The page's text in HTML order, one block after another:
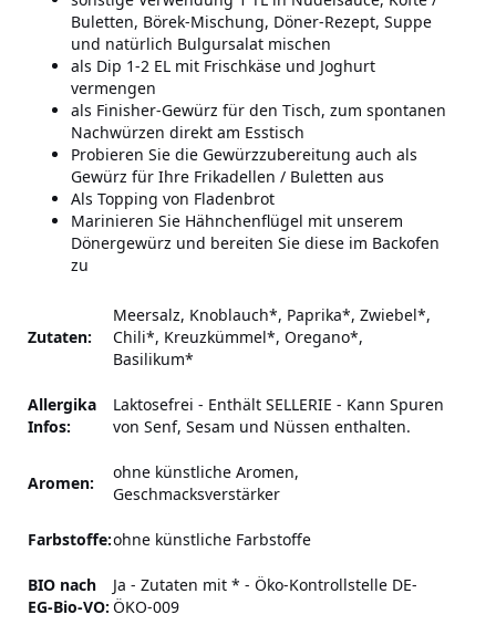
Buletten, Börek-Mischung, Döner-Rezept, Suppe
und natürlich Bulgursalat mischen
als Dip 1-2 EL mit Frischkäse und Joghurt
vermengen
als Finisher-Gewürz für den Tisch, zum spontanen
Nachwürzen direkt am Esstisch
Probieren Sie die Gewürzzubereitung auch als
Gewürz für Ihre Frikadellen / Buletten aus
Als Topping von Fladenbrot
Marinieren Sie Hähnchenflügel mit unserem
Dönergewürz und bereiten Sie diese im Backofen
zu
Zutaten:
Meersalz, Knoblauch*, Paprika*, Zwiebel*,
Chili*, Kreuzkümmel*, Oregano*,
Basilikum*
Allergika
Infos:
Laktosefrei - Enthält SELLERIE - Kann Spuren
von Senf, Sesam und Nüssen enthalten.
Aromen:
ohne künstliche Aromen,
Geschmacksverstärker
Farbstoffe:ohne künstliche Farbstoffe
BIO nach
EG-Bio-VO:
Ja - Zutaten mit * - Öko-Kontrollstelle DE-
ÖKO-009